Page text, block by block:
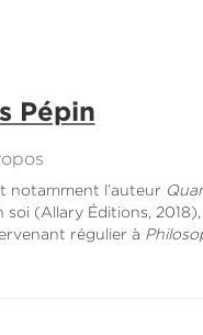
Pépin
notamment l’auteur
(Allary Éditions,
régulier à